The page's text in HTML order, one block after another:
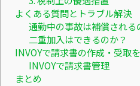
よくある質問とトラブル解決
通勤中の事故は補償される
二重加入はできるのか？
INVOYで請求書の作成・受取
INVOYで請求書管理
まとめ